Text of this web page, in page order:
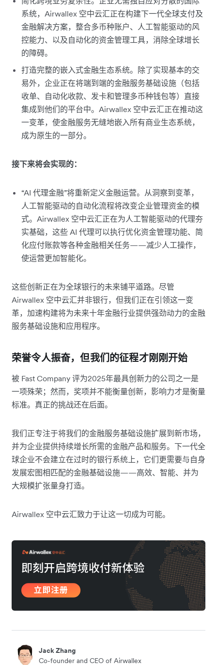
系统，Airwallex 空中云汇正在构建下一代全球支付及
金融解决方案，整合多币种账户、人工智能驱动的风
控能力、以及自动化的资金管理工具，消除全球增长
的障碍。
打造完整的嵌入式金融生态系统。除了实现基本的交
易外，企业正在将端到端的金融服务基础设施（包括
收单、自动化收款、发卡和管理多币种钱包等）直接
集成到他们的平台中。Airwallex 空中云汇正在推动这
一变革，使金融服务无缝地嵌入所有商业生态系统，
成为原生的一部分。
接下来将会实现的：
“AI 代理金融”将重新定义金融运营。从洞察到变革，
人工智能驱动的自动化流程将改变企业管理资金的模
式。Airwallex 空中云汇正在为人工智能驱动的代理夯
实基础，这些 AI 代理可以执行优化资金管理功能、简
化应付账款等各种金融相关任务——减少人工操作，
使运营更加智能化。
这些创新正在为全球银行的未来铺平道路。尽管
Airwallex 空中云汇并非银行，但我们正在引领这一变
革，加速构建将为未来十年金融行业提供强劲动力的金融
服务基础设施和应用程序。
荣誉令人振奋，但我们的征程才刚刚开始
被 Fast Company 评为2025年最具创新力的公司之一是
一项殊荣；然而，奖项并不能衡量创新，影响力才是衡量
标准。真正的挑战还在后面。
我们正专注于将我们的金融服务基础设施扩展到新市场，
并为企业提供持续增长所需的金融产品和服务。下一代全
球企业不会建立在过时的银行系统上，它们更需要与自身
发展宏图相匹配的金融基础设施——高效、智能、并为
大规模扩张量身打造。
Airwallex 空中云汇致力于让这一切成为可能。
Jack Zhang
Co-founder and CEO of Airwallex